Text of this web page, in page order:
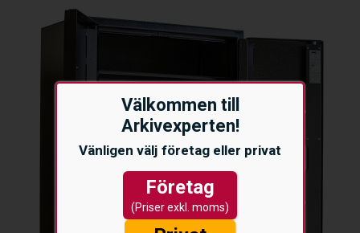
Välkommen till
Arkivexperten!
Vänligen välj företag eller privat
Företag
(Priser exkl. moms)